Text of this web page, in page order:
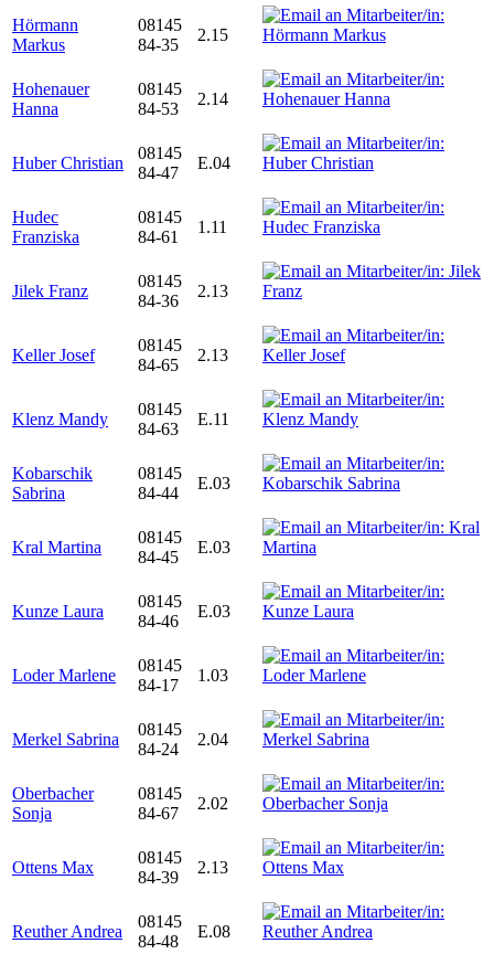
Hörmann
Markus
08145
84-35
2.15
Hohenauer
Hanna
08145
84-53
2.14
Huber Christian
08145
84-47
E.04
Hudec
Franziska
08145
84-61
1.11
Jilek Franz
08145
84-36
2.13
Keller Josef
08145
84-65
2.13
Klenz Mandy
08145
84-63
E.11
Kobarschik
Sabrina
08145
84-44
E.03
Kral Martina
08145
84-45
E.03
Kunze Laura
08145
84-46
E.03
Loder Marlene
08145
84-17
1.03
Merkel Sabrina
08145
84-24
2.04
Oberbacher
Sonja
08145
84-67
2.02
Ottens Max
08145
84-39
2.13
Reuther Andrea
08145
84-48
E.08